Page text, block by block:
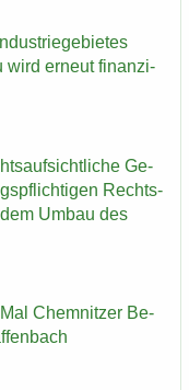
wird er­neut fi­nan­zi­
Ge­
Rechts­
Umbau des
Chem­nit­zer Be­